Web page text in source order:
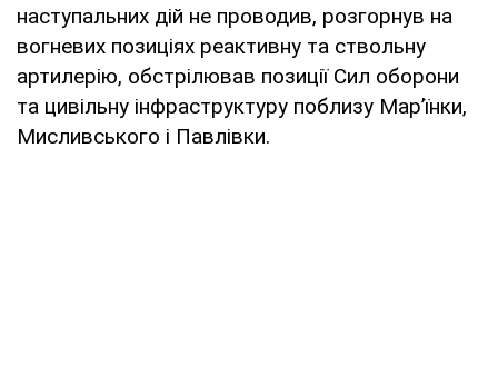
наступальних дій не проводив, розгорнув на
вогневих позиціях реактивну та ствольну
артилерію, обстрілював позиції Сил оборони
та цивільну інфраструктуру поблизу Мар’їнки,
Мисливського і Павлівки.